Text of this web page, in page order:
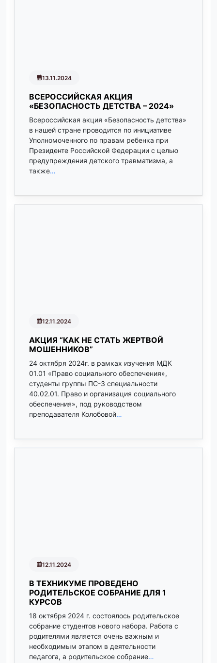
13.11.2024
ВСЕРОССИЙСКАЯ АКЦИЯ
«БЕЗОПАСНОСТЬ ДЕТСТВА – 2024»
Всероссийская акция «Безопасность детства»
в нашей стране проводится по инициативе
Уполномоченного по правам ребенка при
Президенте Российской Федерации с целью
предупреждения детского травматизма, а
также…
12.11.2024
АКЦИЯ “КАК НЕ СТАТЬ ЖЕРТВОЙ
МОШЕННИКОВ”
24 октября 2024г. в рамках изучения МДК
01.01 «Право социального обеспечения»,
студенты группы ПС-3 специальности
40.02.01. Право и организация социального
обеспечения», под руководством
преподавателя Колобовой…
12.11.2024
В ТЕХНИКУМЕ ПРОВЕДЕНО
РОДИТЕЛЬСКОЕ СОБРАНИЕ ДЛЯ 1
КУРСОВ
18 октября 2024 г. состоялось родительское
собрание студентов нового набора. Работа с
родителями является очень важным и
необходимым этапом в деятельности
педагога, а родительское собрание…